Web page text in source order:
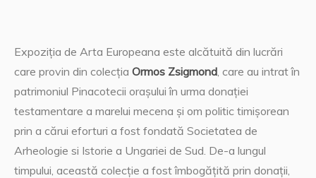
Expoziția de Arta Europeana este alcătuită din lucrări
care provin din colecția Ormos Zsigmond, care au intrat în
patrimoniul Pinacotecii orașului în urma donației
testamentare a marelui mecena și om politic timișorean
prin a cărui eforturi a fost fondată Societatea de
Arheologie si Istorie a Ungariei de Sud. De-a lungul
timpului, această colecție a fost îmbogățită prin donații,